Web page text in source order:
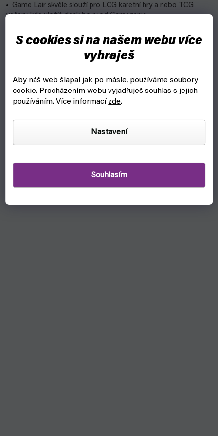
S cookies si na našem webu více
vyhraješ
Aby náš web šlapal jak po másle, používáme soubory
cookie. Procházením webu vyjadřuješ souhlas s jejich
používáním. Více informacízde.
Nastavení
Souhlasím
Game Lair skvěle slouží pro LCG karetní hry a nebo TCG
večery, kde uložíš deck boxy od Gamegenic.
Vlastnosti:
DOPLŇKOVÉ PARAMETRY
Kategorie
EAN: Zvolte variantu